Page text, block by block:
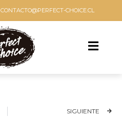
CONTACTO@PERFECT-CHOICE.CL
SIGUIENTE